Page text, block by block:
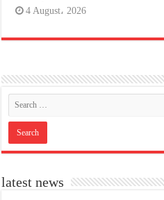
4 August، 2026
latest news